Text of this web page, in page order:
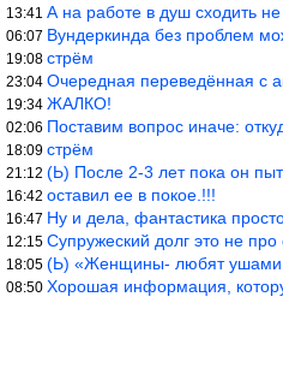
13:41 А на работе в душ сходить
06:07 Вундеркинда без проблем можно
19:08 стрём
23:04 Очередная переведённая с
19:34 ЖАЛКО!
02:06 Поставим вопрос иначе: откуда
18:09 стрём
21:12 (Ь) После 2-3 лет пока он
16:42 оставил ее в покое.!!!
16:47 Ну и дела, фантастика
12:15 Супружеский долг это не про
18:05 (Ь) «Женщины- любят
08:50 Хорошая информация, которую